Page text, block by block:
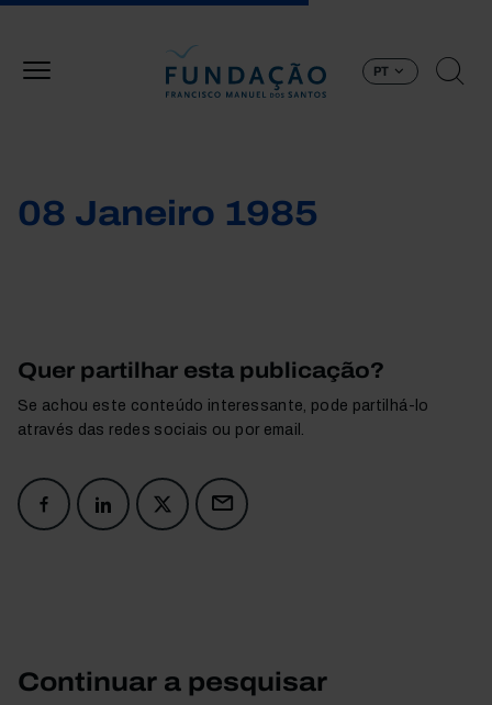
PT
08 Janeiro 1985
Quer partilhar esta publicação?
Se achou este conteúdo interessante, pode partilhá-lo
através das redes sociais ou por email.
Continuar a pesquisar